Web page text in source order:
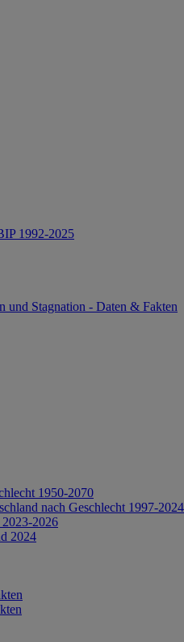
1992-2025
und Stagnation - Daten & Fakten
1950-2070
nach Geschlecht 1997-2024
2026
2024